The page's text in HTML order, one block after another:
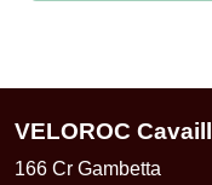
VELOROC
166 Cr Gambetta